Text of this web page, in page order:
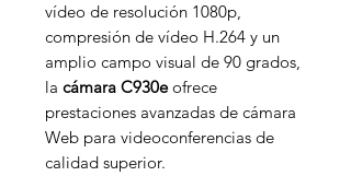
vídeo de resolución 1080p,
compresión de vídeo H.264 y un
amplio campo visual de 90 grados,
la cámara C930eofrece
prestaciones avanzadas de cámara
Web para videoconferencias de
calidad superior.